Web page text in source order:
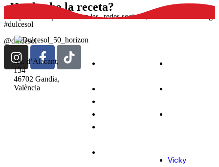
¿Has hecho la receta?
Comparte tu experiencia en las redes sociales, utilizando el hashtag
#dulcesol
@dulcesol
Av. d’Alacant,
134
46702 Gandia,
València
Vicky